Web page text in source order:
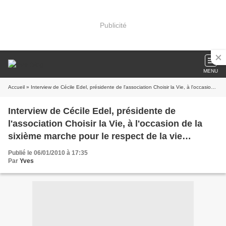
Publicité
MENU
Accueil » Interview de Cécile Edel, présidente de l'association Choisir la Vie, à l'occasion de la sixième marche pour le respect de la vie organisée le 17 janvier 2010
Interview de Cécile Edel, présidente de
l'association Choisir la Vie, à l'occasion de la
sixième marche pour le respect de la vie
organisée le 17 janvier 2010
Publié le 06/01/2010 à 17:35
Par Yves